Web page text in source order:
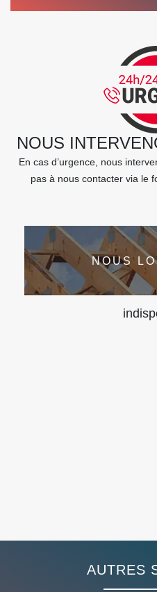
NOUS
En cas d’urgence, nous
pas à nous contacter via le
NOUS
AUTRES